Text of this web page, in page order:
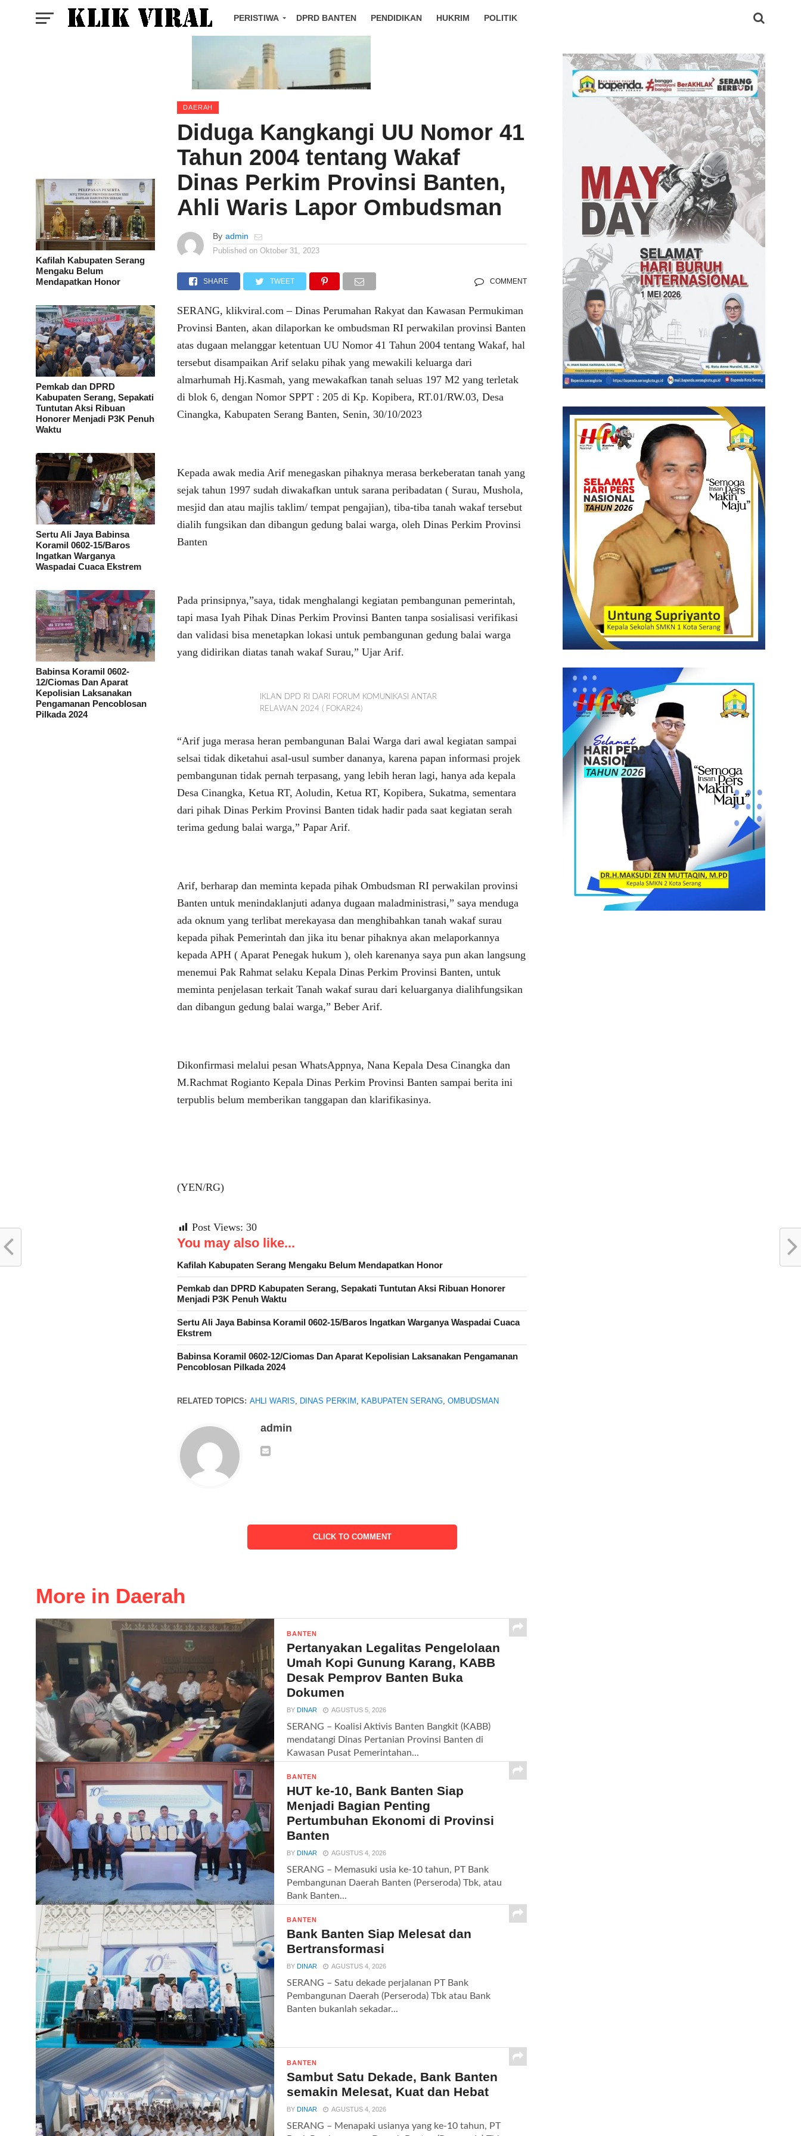
PERISTIWA DPRD BANTEN PENDIDIKAN HUKRIM POLITIK
Kafilah Kabupaten Serang
Mengaku Belum
Mendapatkan Honor
Pemkab dan DPRD
Kabupaten Serang, Sepakati
Tuntutan Aksi Ribuan
Honorer Menjadi P3K Penuh
Waktu
Sertu Ali Jaya Babinsa
Koramil 0602-15/Baros
Ingatkan Warganya
Waspadai Cuaca Ekstrem
Babinsa Koramil 0602-
12/Ciomas Dan Aparat
Kepolisian Laksanakan
Pengamanan Pencoblosan
Pilkada 2024
DAERAH
Diduga Kangkangi UU Nomor 41
Tahun 2004 tentang Wakaf
Dinas Perkim Provinsi Banten,
Ahli Waris Lapor Ombudsman
By admin
Published on Oktober 31, 2023
SHARE TWEET COMMENT
SERANG, klikviral.com – Dinas Perumahan Rakyat dan Kawasan Permukiman
Provinsi Banten, akan dilaporkan ke ombudsman RI perwakilan provinsi Banten
atas dugaan melanggar ketentuan UU Nomor 41 Tahun 2004 tentang Wakaf, hal
tersebut disampaikan Arif selaku pihak yang mewakili keluarga dari
almarhumah Hj.Kasmah, yang mewakafkan tanah seluas 197 M2 yang terletak
di blok 6, dengan Nomor SPPT : 205 di Kp. Kopibera, RT.01/RW.03, Desa
Cinangka, Kabupaten Serang Banten, Senin, 30/10/2023
Kepada awak media Arif menegaskan pihaknya merasa berkeberatan tanah yang
sejak tahun 1997 sudah diwakafkan untuk sarana peribadatan ( Surau, Mushola,
mesjid dan atau majlis taklim/ tempat pengajian), tiba-tiba tanah wakaf tersebut
dialih fungsikan dan dibangun gedung balai warga, oleh Dinas Perkim Provinsi
Banten
Pada prinsipnya,”saya, tidak menghalangi kegiatan pembangunan pemerintah,
tapi masa Iyah Pihak Dinas Perkim Provinsi Banten tanpa sosialisasi verifikasi
dan validasi bisa menetapkan lokasi untuk pembangunan gedung balai warga
yang didirikan diatas tanah wakaf Surau,” Ujar Arif.
IKLAN DPD RI DARI FORUM KOMUNIKASI ANTAR
RELAWAN 2024 ( FOKAR24)
“Arif juga merasa heran pembangunan Balai Warga dari awal kegiatan sampai
selsai tidak diketahui asal-usul sumber dananya, karena papan informasi projek
pembangunan tidak pernah terpasang, yang lebih heran lagi, hanya ada kepala
Desa Cinangka, Ketua RT, Aoludin, Ketua RT, Kopibera, Sukatma, sementara
dari pihak Dinas Perkim Provinsi Banten tidak hadir pada saat kegiatan serah
terima gedung balai warga,” Papar Arif.
Arif, berharap dan meminta kepada pihak Ombudsman RI perwakilan provinsi
Banten untuk menindaklanjuti adanya dugaan maladministrasi,” saya menduga
ada oknum yang terlibat merekayasa dan menghibahkan tanah wakaf surau
kepada pihak Pemerintah dan jika itu benar pihaknya akan melaporkannya
kepada APH ( Aparat Penegak hukum ), oleh karenanya saya pun akan langsung
menemui Pak Rahmat selaku Kepala Dinas Perkim Provinsi Banten, untuk
meminta penjelasan terkait Tanah wakaf surau dari keluarganya dialihfungsikan
dan dibangun gedung balai warga,” Beber Arif.
Dikonfirmasi melalui pesan WhatsAppnya, Nana Kepala Desa Cinangka dan
M.Rachmat Rogianto Kepala Dinas Perkim Provinsi Banten sampai berita ini
terpublis belum memberikan tanggapan dan klarifikasinya.
(YEN/RG)
Post Views: 30
You may also like...
Kafilah Kabupaten Serang Mengaku Belum Mendapatkan Honor
Pemkab dan DPRD Kabupaten Serang, Sepakati Tuntutan Aksi Ribuan Honorer
Menjadi P3K Penuh Waktu
Sertu Ali Jaya Babinsa Koramil 0602-15/Baros Ingatkan Warganya Waspadai Cuaca
Ekstrem
Babinsa Koramil 0602-12/Ciomas Dan Aparat Kepolisian Laksanakan Pengamanan
Pencoblosan Pilkada 2024
RELATED TOPICS: AHLI WARIS, DINAS PERKIM , KABUPATEN SERANG,OMBUDSMAN
admin
CLICK TO COMMENT
More in Daerah
BANTEN
Pertanyakan Legalitas Pengelolaan
Umah Kopi Gunung Karang, KABB
Desak Pemprov Banten Buka
Dokumen
BYDINAR AGUSTUS 5, 2026
SERANG – Koalisi Aktivis Banten Bangkit (KABB)
mendatangi Dinas Pertanian Provinsi Banten di
Kawasan Pusat Pemerintahan...
BANTEN
HUT ke-10, Bank Banten Siap
Menjadi Bagian Penting
Pertumbuhan Ekonomi di Provinsi
Banten
BYDINAR AGUSTUS 4, 2026
SERANG – Memasuki usia ke-10 tahun, PT Bank
Pembangunan Daerah Banten (Perseroda) Tbk, atau
Bank Banten...
BANTEN
Bank Banten Siap Melesat dan
Bertransformasi
BYDINAR AGUSTUS 4, 2026
SERANG – Satu dekade perjalanan PT Bank
Pembangunan Daerah (Perseroda) Tbk atau Bank
Banten bukanlah sekadar...
BANTEN
Sambut Satu Dekade, Bank Banten
semakin Melesat, Kuat dan Hebat
BYDINAR AGUSTUS 4, 2026
SERANG – Menapaki usianya yang ke-10 tahun, PT